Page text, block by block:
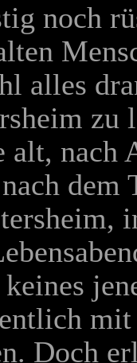
noch
alles
zu
alt, nach
dem
Doch